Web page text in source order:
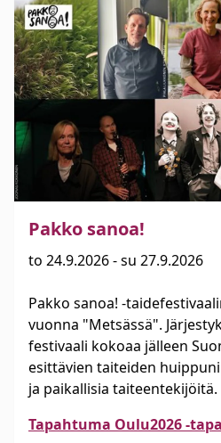
Pakko sanoa!
to 24.9.2026 - su 27.9.2026
Pakko sanoa! -
vuonna "Metsässä".
festivaali kokoaa jälleen
esittävien taiteiden
ja paikallisia taiteentekijöitä.
Tapahtuma Oulu2026 -